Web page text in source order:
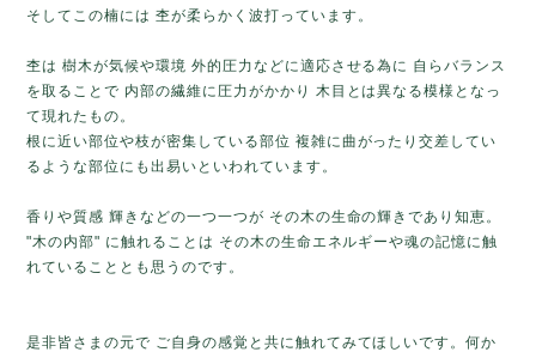
そしてこの楠には 杢が柔らかく波打っています。
杢は 樹木が気候や環境 外的圧力などに適応させる為に 自らバランス
を取ることで 内部の繊維に圧力がかかり 木目とは異なる模様となっ
て現れたもの。
根に近い部位や枝が密集している部位 複雑に曲がったり交差してい
るような部位にも出易いといわれています。
香りや質感 輝きなどの一つ一つが その木の生命の輝きであり知恵。
"木の内部" に触れることは その木の生命エネルギーや魂の記憶に触
れていることとも思うのです。
是非皆さまの元で ご自身の感覚と共に触れてみてほしいです。何か